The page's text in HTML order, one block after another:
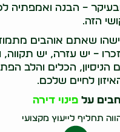
– הבנה ואמפתיה
הזה.
שאתם אוהבים
– יש עזרה, יש תקווה,
הניסיון, הכלים והלב
לחיים שלכם.
עלפינוי דירה
תחליף לייעוץ מקצועי